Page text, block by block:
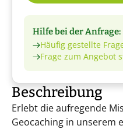
Hilfe bei der Anfrage:
Häufig gestellte
Frage zum Angebot
Beschreibung
Erlebt die aufregende
Geocaching in unserem